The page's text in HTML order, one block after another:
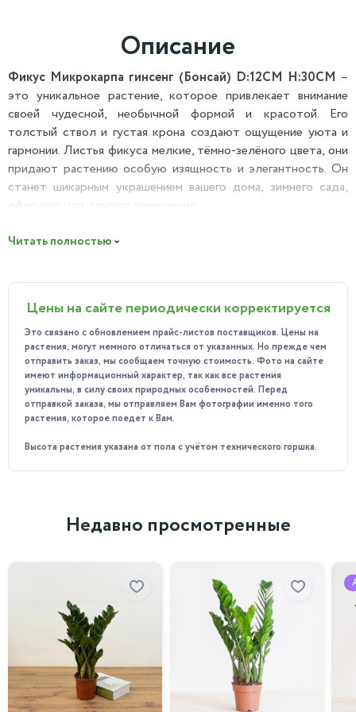
Описание
Фикус Микрокарпа гинсенг (Бонсай) D:12CM H:30CM –
это уникальное растение, которое привлекает внимание
своей чудесной, необычной формой и красотой. Его
толстый ствол и густая крона создают ощущение уюта и
гармонии. Листья фикуса мелкие, тёмно-зелёного цвета, они
придают растению особую изящность и элегантность. Он
станет шикарным украшением вашего дома, зимнего сада,
офисного или другого помещения.
Может использоваться в народной медицине для лечения
некоторых заболеваний, благодаря своим биологически
активным веществам.
Создаёт особую атмосферу для настроения.
Особенности ухода:
Предпочитает яркое рассеяное освещение.
Температурный режим в помещении должен быть в
пределах 15-25°C. Важно избегать резких перепадов
температуры и сквозняков.
растение водой.
глубину 2см. Землю следует держать влажной, но не
переувлажненной.
Для поддержания здоровья растения можно
использовать специальные удобрения для бонсай.
Обрезка по мере необходимости в весенне-летний
период для поддержания декоративного вида и формы.
Почему стоит приобрести у нас?
Читать полностью
Цены на сайте периодически корректируется
Это связано с обновлением прайс-листов поставщиков. Цены на
растения, могут немного отличаться от указанных. Но прежде чем
отправить заказ, мы сообщаем точную стоимость. Фото на сайте
имеют информационный характер, так как все растения
уникальны, в силу своих природных особенностей. Перед
отправкой заказа, мы отправляем Вам фотографии именно того
растения, которое поедет к Вам.
Высота растения указана от пола с учётом технического горшка.
Недавно просмотренные